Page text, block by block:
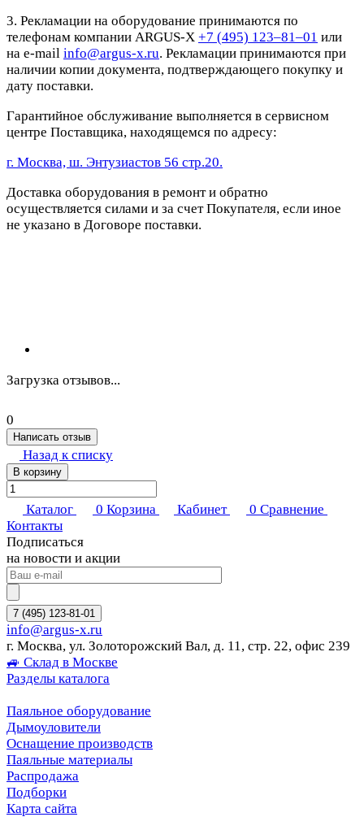
3. Рекламации на оборудование принимаются по
телефонам компании ARGUS-X +7 (495) 123–81–01 или
на e-mail info@argus-x.ru. Рекламации принимаются при
наличии копии документа, подтверждающего покупку и
дату поставки.
Гарантийное обслуживание выполняется в сервисном
центре Поставщика, находящемся по адресу:
г. Москва, ш. Энтузиастов 56 стр.20.
Доставка оборудования в ремонт и обратно
осуществляется силами и за счет Покупателя, если иное
не указано в Договоре поставки.
Загрузка отзывов...
0
Написать отзыв
Назад к списку
В корзину
Каталог 0 Корзина Кабинет 0 Сравнение
Контакты
Подписаться
на новости и акции
7 (495) 123-81-01
info@argus-x.ru
г. Москва, ул. Золоторожский Вал, д. 11, стр. 22, офис 239
🚙 Склад в Москве
Разделы каталога
Паяльное оборудование
Дымоуловители
Оснащение производств
Паяльные материалы
Распродажа
Подборки
Карта сайта